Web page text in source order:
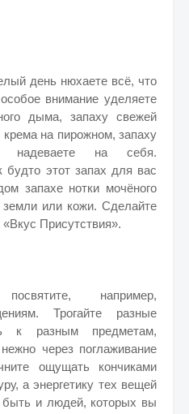
день нюхаете всё, что
внимание уделяете
дыма, запаху свежей
крема на пирожном, запаху
надеваете на себя.
будто этот запах для вас
запахе нотки мочёного
или кожи. Сделайте
Присутствия».
например,
Трогайте разные
к разным предметам,
через поглаживание
ощущать кончиками
а энергетику тех вещей
и людей, которых вы